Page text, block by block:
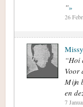
”»
26
Missy
“Hoi
Voor
Mijn
en
7